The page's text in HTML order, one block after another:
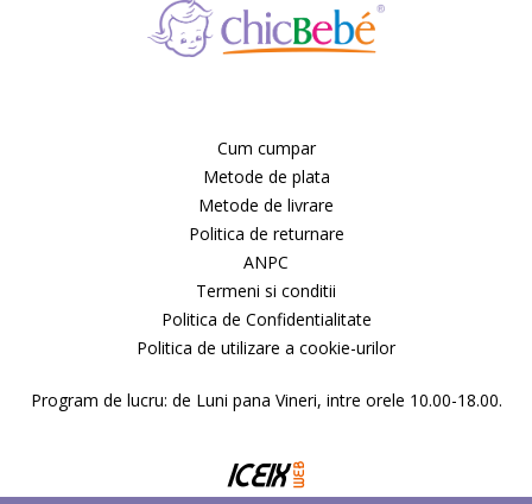
Cum cumpar
Metode de plata
Metode de livrare
Politica de returnare
ANPC
Termeni si conditii
Politica de Confidentialitate
Politica de utilizare a cookie-urilor
Program de lucru: de Luni pana Vineri, intre orele 10.00-18.00.